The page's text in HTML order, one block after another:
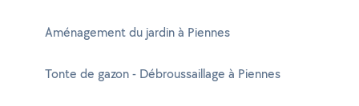
Aménagement du jardin à Piennes
Tonte de gazon - Débroussaillage à Piennes